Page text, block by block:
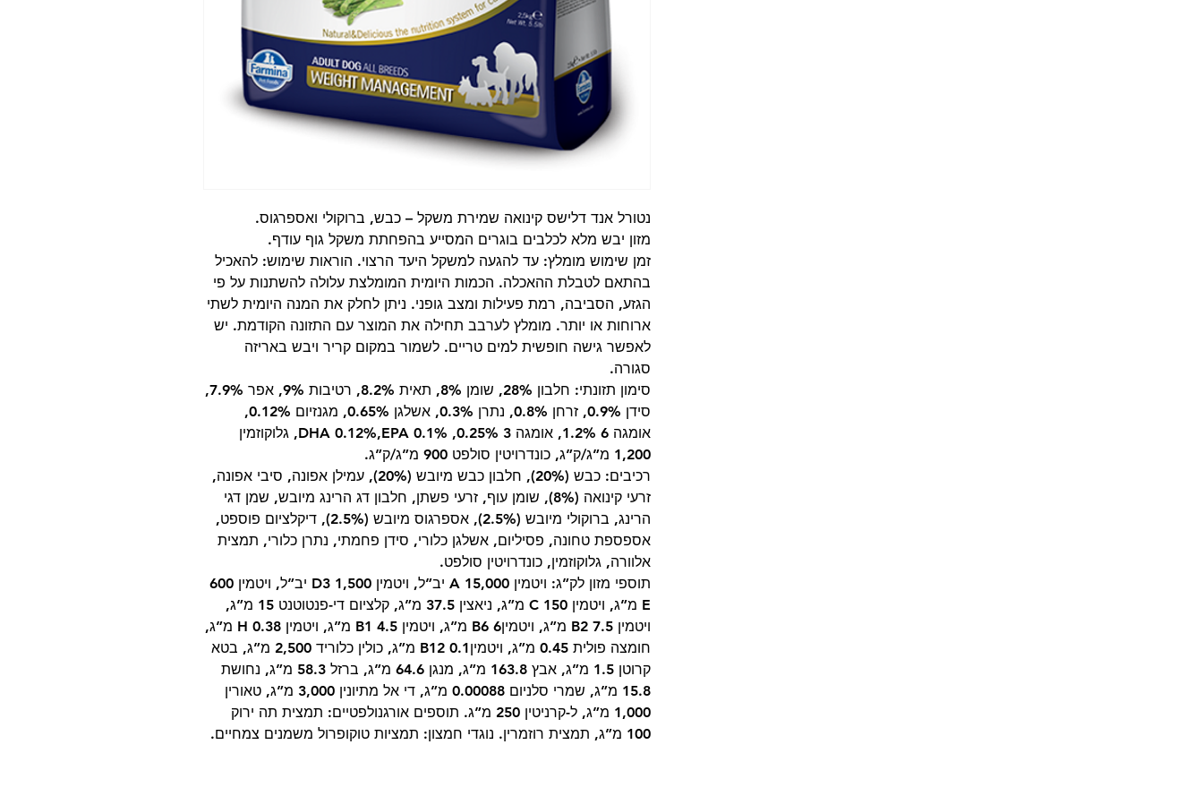
נטורל אנד דלישס קינואה שמירת משקל – כבש, ברוקולי ואספרגוס.
מזון יבש מלא לכלבים בוגרים המסייע בהפחתת משקל גוף עודף.
זמן שימוש מומלץ: עד להגעה למשקל היעד הרצוי. הוראות שימוש: להאכיל
בהתאם לטבלת ההאכלה. הכמות היומית המומלצת עלולה להשתנות על פי
הגזע, הסביבה, רמת פעילות ומצב גופני. ניתן לחלק את המנה היומית לשתי
ארוחות או יותר. מומלץ לערבב תחילה את המוצר עם התזונה הקודמת. יש
לאפשר גישה חופשית למים טריים. לשמור במקום קריר ויבש באריזה
סגורה.
סימון תזונתי: חלבון 28%, שומן 8%, תאית 8.2%, רטיבות 9%, אפר 7.9%,
סידן 0.9%, זרחן 0.8%, נתרן 0.3%, אשלגן 0.65%, מגנזיום 0.12%,
אומגה 6 1.2%, אומגה 3 0.25%, DHA 0.12%,EPA 0.1%, גלוקוזמין
1,200 מ”ג/ק”ג, כונדרויטין סולפט 900 מ”ג/ק”ג.
רכיבים: כבש (20%), חלבון כבש מיובש (20%), עמילן אפונה, סיבי אפונה,
זרעי קינואה (8%), שומן עוף, זרעי פשתן, חלבון דג הרינג מיובש, שמן דגי
הרינג, ברוקולי מיובש (2.5%), אספרגוס מיובש (2.5%), דיקלציום פוספט,
אספספת טחונה, פסיליום, אשלגן כלורי, סידן פחמתי, נתרן כלורי, תמצית
אלוורה, גלוקוזמין, כונדרויטין סולפט.
תוספי מזון לק”ג: ויטמין A 15,000 יב”ל, ויטמין D3 1,500 יב”ל, ויטמין 600
E מ”ג, ויטמין C 150 מ”ג, ניאצין 37.5 מ”ג, קלציום די-פנטוטנט 15 מ”ג,
ויטמין B2 7.5 מ”ג, ויטמיןB6 6 מ”ג, ויטמין B1 4.5 מ”ג, ויטמין H 0.38 מ”ג,
חומצה פולית 0.45 מ”ג, ויטמיןB12 0.1 מ”ג, כולין כלוריד 2,500 מ”ג, בטא
קרוטן 1.5 מ”ג, אבץ 163.8 מ”ג, מנגן 64.6 מ”ג, ברזל 58.3 מ”ג, נחושת
15.8 מ”ג, שמרי סלניום 0.00088 מ”ג, די אל מתיונין 3,000 מ”ג, טאורין
1,000 מ”ג, ל-קרניטין 250 מ”ג. תוספים אורגנולפטיים: תמצית תה ירוק
100 מ”ג, תמצית רוזמרין. נוגדי חמצון: תמציות טוקופרול משמנים צמחיים.